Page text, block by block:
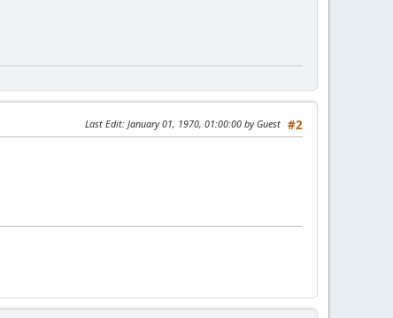
#2
Last Edit: January 01, 1970, 01:00:00 by Guest